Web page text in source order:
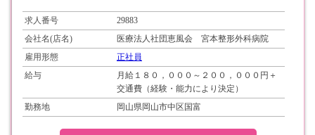
求人番号
29883
会社名(店名)
医療法人社団恵風会 宮本整形外科病院
雇用形態
正社員
給与
月給１８０，０００～２００，０００円＋
交通費（経験・能力により決定）
勤務地
岡山県岡山市中区国富